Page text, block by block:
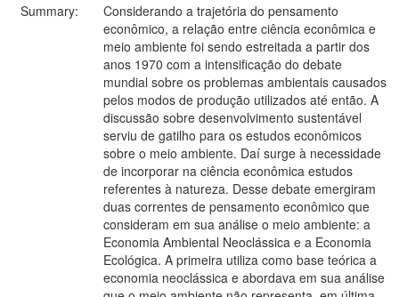
Summary:
Considerando a trajetória do pensamento
econômico, a relação entre ciência econômica e
meio ambiente foi sendo estreitada a partir dos
anos 1970 com a intensificação do debate
mundial sobre os problemas ambientais causados
pelos modos de produção utilizados até então. A
discussão sobre desenvolvimento sustentável
serviu de gatilho para os estudos econômicos
sobre o meio ambiente. Daí surge à necessidade
de incorporar na ciência econômica estudos
referentes à natureza. Desse debate emergiram
duas correntes de pensamento econômico que
consideram em sua análise o meio ambiente: a
Economia Ambiental Neoclássica e a Economia
Ecológica. A primeira utiliza como base teórica a
economia neoclássica e abordava em sua análise